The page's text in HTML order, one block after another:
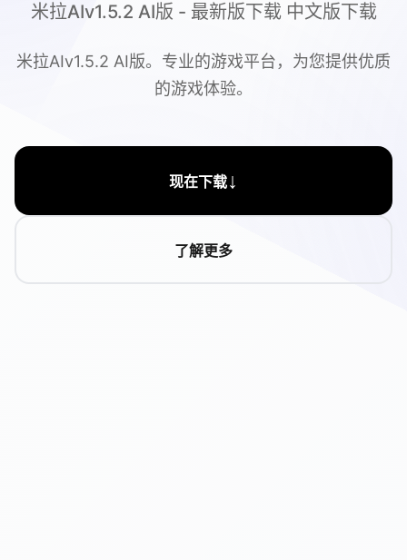
米拉AIv1.5.2 AI版 - 最新版下载 中文版下载
米拉AIv1.5.2 AI版。专业的游戏平台，为您提供优质
的游戏体验。
现在下载↓
了解更多